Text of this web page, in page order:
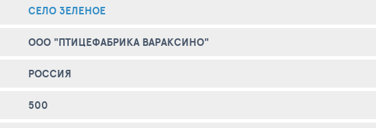
СЕЛО ЗЕЛЕНОЕ
ООО "ПТИЦЕФАБРИКА ВАРАКСИНО"
РОССИЯ
500